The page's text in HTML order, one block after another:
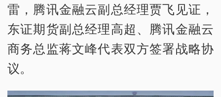
雷，腾讯金融云副总经理贾飞见证，
东证期货副总经理高超、腾讯金融云
商务总监蒋文峰代表双方签署战略协
议。